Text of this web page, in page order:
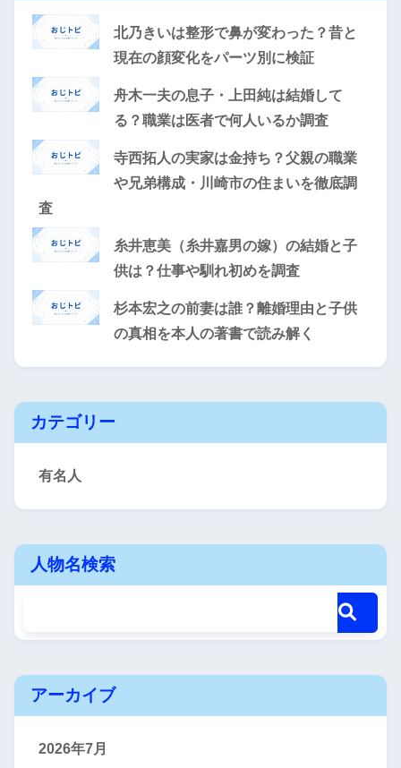
北乃きいは整形で鼻が変わった？昔と
現在の顔変化をパーツ別に検証
舟木一夫の息子・上田純は結婚して
る？職業は医者で何人いるか調査
寺西拓人の実家は金持ち？父親の職業
や兄弟構成・川崎市の住まいを徹底調
査
糸井恵美（糸井嘉男の嫁）の結婚と子
供は？仕事や馴れ初めを調査
杉本宏之の前妻は誰？離婚理由と子供
の真相を本人の著書で読み解く
カテゴリー
有名人
人物名検索
アーカイブ
2026年7月